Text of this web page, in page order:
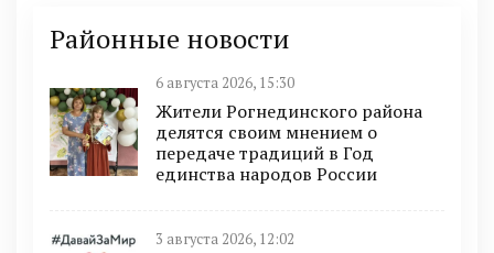
Районные новости
6 августа 2026, 15:30
Жители Рогнединского района
делятся своим мнением о
передаче традиций в Год
единства народов России
3 августа 2026, 12:02